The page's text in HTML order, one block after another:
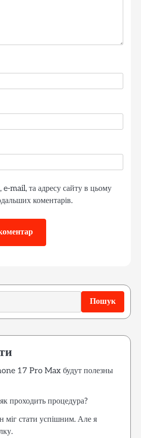
e-mail, та адресу сайту в цьому
коментарів.
Пошук
17 Pro Max будут полезны
проходить процедура?
міг стати успішним. Але я